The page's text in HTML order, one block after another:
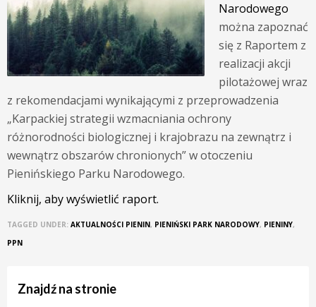
Narodowego
można zapoznać
się z Raportem z
realizacji akcji
pilotażowej wraz
z rekomendacjami wynikającymi z przeprowadzenia
„Karpackiej strategii wzmacniania ochrony
różnorodności biologicznej i krajobrazu na zewnątrz i
wewnątrz obszarów chronionych” w otoczeniu
Pienińskiego Parku Narodowego.
Kliknij, aby wyświetlić raport.
TAGGED UNDER: AKTUALNOŚCI PIENIN, PIENIŃSKI PARK NARODOWY, PIENINY,
PPN
Znajdź na stronie